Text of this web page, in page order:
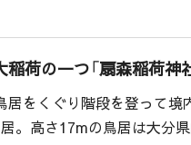
荷の一つ「扇森稲荷神
居をくぐり階段を登って
。高さ17mの鳥居は大分